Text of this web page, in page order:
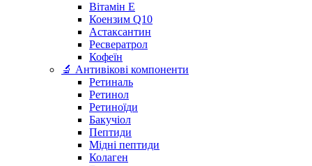
Вітамін Е
Коензим Q10
Астаксантин
Ресвератрол
Кофеїн
🔬 Антивікові компоненти
Ретиналь
Ретинол
Ретиноїди
Бакучіол
Пептиди
Мідні пептиди
Колаген